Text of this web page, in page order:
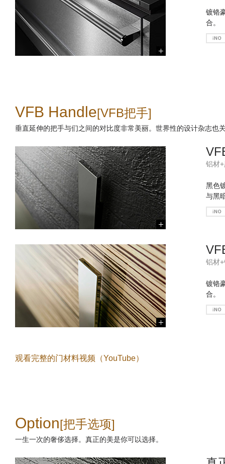
镀铬
合。
VFB Handle[VFB把手]
垂直延伸的把手与们之间的对比度非常美丽。世界性的设计杂志也
铝材
黑色
与黑
铝材
镀铬
合。
观看完整的门材料视频（YouTube）
Option[把手选项]
一生一次的奢侈选择。真正的美是你可以选择。